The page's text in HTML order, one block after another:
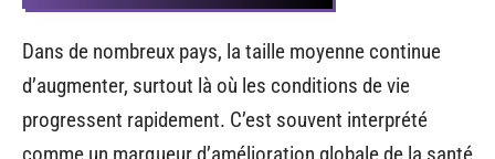
Dans de nombreux pays, la taille moyenne continue
d’augmenter, surtout là où les conditions de vie
progressent rapidement. C’est souvent interprété
comme un marqueur d’amélioration globale de la santé